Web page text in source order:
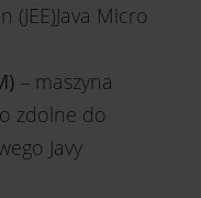
(JEE)Java Micro
– maszyna
zdolne do
Javy